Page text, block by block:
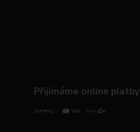
Přijímáme online platby